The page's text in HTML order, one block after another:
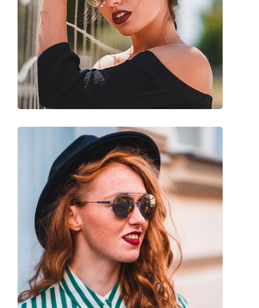
Lungimea brațelor:
135 mm
Lățimea punții nazale:
14 mm
Greutate:
145 g
Pernițe reglabile pentru nas:
Da
Accesorii
Suport:
Da
Lavetă pentru curățat:
Da
Femei
Categorie:
Ochelari de soare
Brand:
Michael Kors
Utilizare:
Modă
Cod:
MK5007 104525 59
Disponibil si cu dioptrii:
Nu